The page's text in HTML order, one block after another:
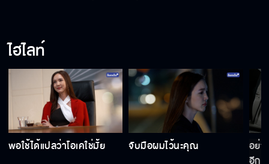
ไฮไลท์
พอใช้ได้แปลว่าโอเคใช่มั้ย จับมือผมไว้นะคุณ
อย่